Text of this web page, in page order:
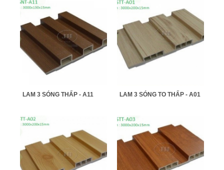
LAM 3 SÓNG THẤP - A11 LAM 3 SÓNG TO THẤP - A01